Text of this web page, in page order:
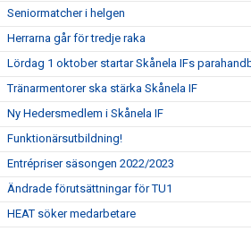
Seniormatcher i helgen
Herrarna går för tredje raka
Lördag 1 oktober startar Skånela IFs
Tränarmentorer ska stärka Skånela IF
Ny Hedersmedlem i Skånela IF
Funktionärsutbildning!
Entrépriser säsongen 2022/2023
Ändrade förutsättningar för TU1
HEAT söker medarbetare